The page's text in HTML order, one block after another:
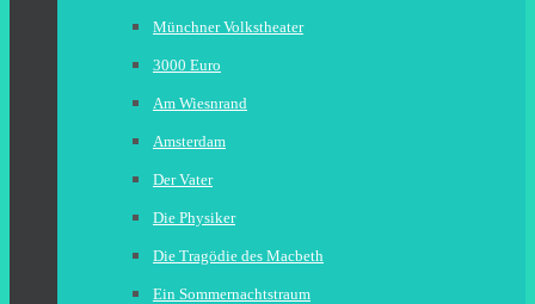
Münchner Volkstheater
3000 Euro
Am Wiesnrand
Amsterdam
Der Vater
Die Physiker
Die Tragödie des Macbeth
Ein Sommernachtstraum